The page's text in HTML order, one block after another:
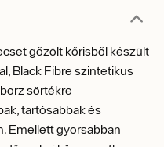
gőzölt kőrisből készült
Black Fibre szintetikus
sörtékre
tartósabbak és
Emellett gyorsabban